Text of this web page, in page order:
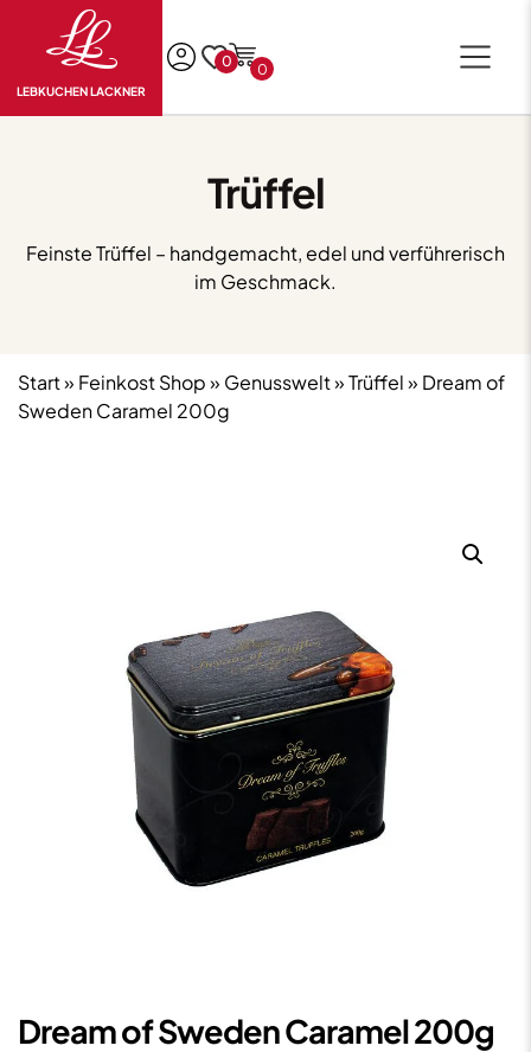
LEBKUCHEN LACKNER
0 0
Trüffel
Feinste Trüffel – handgemacht, edel und verführerisch
im Geschmack.
Start» Feinkost Shop» Genusswelt»Trüffel» Dream of
Sweden Caramel 200g
Dream of Sweden Caramel 200g